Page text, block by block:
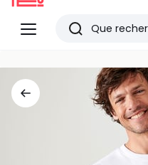
Menu
Redoute
Rechercher
articles